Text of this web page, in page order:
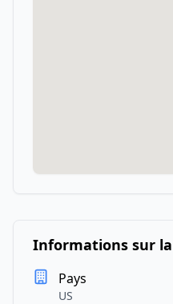
Informations sur
Pays
US